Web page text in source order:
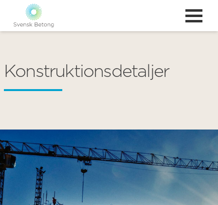
Konstruktionsdetaljer